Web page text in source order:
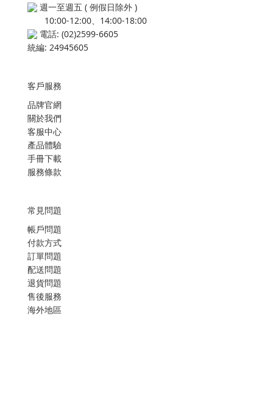
週一至週五 ( 例假日除外 )
10:00-12:00、14:00-18:00
電話: (02)2599-6605
統編: 24945605
客戶服務
品牌官網
關於我們
客服中心
產品體驗
手冊下載
服務條款
常見問題
帳戶問題
付款方式
訂單問題
配送問題
退貨問題
售後服務
海外地區